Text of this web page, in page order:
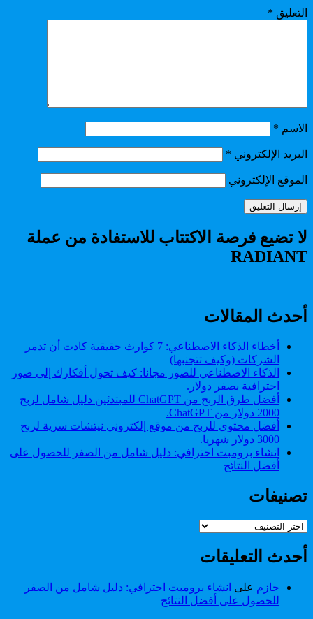
التعليق *
الاسم *
البريد الإلكتروني *
الموقع الإلكتروني
لا تضيع فرصة الاكتتاب للاستفادة من عملة
RADIANT
أحدث المقالات
أخطاء الذكاء الاصطناعي: 7 كوارث حقيقية كادت أن تدمر
الشركات (وكيف تتجنبها)
الذكاء الاصطناعي للصور مجانا: كيف تحول أفكارك إلى صور
احترافية بصفر دولار.
أفضل طرق الربح من ChatGPT للمبتدئين دليل شامل لربح
2000 دولار من ChatGPT.
أفضل محتوى للربح من موقع إلكتروني نيتشات سرية لربح
3000 دولار شهريا.
انشاء برومبت احترافي: دليل شامل من الصفر للحصول على
أفضل النتائج
تصنيفات
تصنيفات
أحدث التعليقات
حازم على انشاء برومبت احترافي: دليل شامل من الصفر
للحصول على أفضل النتائج